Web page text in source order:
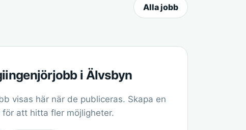
Alla jobb
i Älvsbyn
visas här när de publiceras. Skapa en
att hitta fler möjligheter.